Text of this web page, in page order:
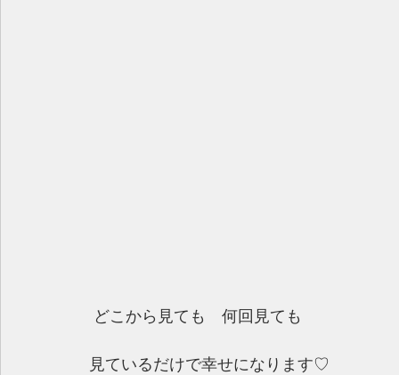
どこから見ても　何回見ても
見ているだけで幸せになります♡